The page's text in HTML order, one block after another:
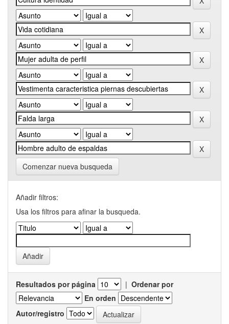
Comenzar nueva busqueda
Añadir filtros:
Usa los filtros para afinar la busqueda.
Resultados por página | Ordenar por
En orden
Autor/registro